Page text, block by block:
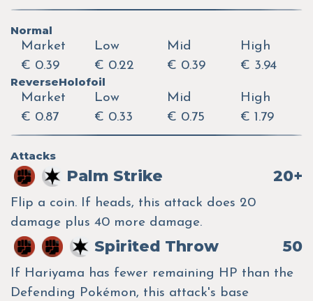
Normal
Market
€ 0.39
Low
€ 0.22
Mid
€ 0.39
High
€ 3.94
ReverseHolofoil
Market
€ 0.87
Low
€ 0.33
Mid
€ 0.75
High
€ 1.79
Attacks
Palm Strike 20+
Flip a coin. If heads, this attack does 20
damage plus 40 more damage.
Spirited Throw 50
If Hariyama has fewer remaining HP than the
Defending Pokémon, this attack's base